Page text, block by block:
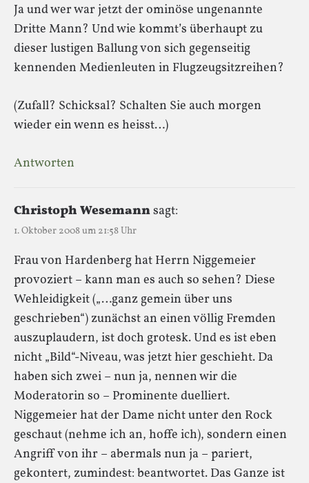
Ja und wer war jetzt der ominöse ungenannte
Dritte Mann? Und wie kommt’s überhaupt zu
dieser lustigen Ballung von sich gegenseitig
kennenden Medienleuten in Flugzeugsitzreihen?
(Zufall? Schicksal? Schalten Sie auch morgen
wieder ein wenn es heisst…)
Antworten
Christoph Wesemannsagt:
1. Oktober 2008 um 21:58 Uhr
Frau von Hardenberg hat Herrn Niggemeier
provoziert – kann man es auch so sehen? Diese
Wehleidigkeit („…ganz gemein über uns
geschrieben“) zunächst an einen völlig Fremden
auszuplaudern, ist doch grotesk. Und es ist eben
nicht „Bild“-Niveau, was jetzt hier geschieht. Da
haben sich zwei – nun ja, nennen wir die
Moderatorin so – Prominente duelliert.
Niggemeier hat der Dame nicht unter den Rock
geschaut (nehme ich an, hoffe ich), sondern einen
Angriff von ihr – abermals nun ja – pariert,
gekontert, zumindest: beantwortet. Das Ganze ist